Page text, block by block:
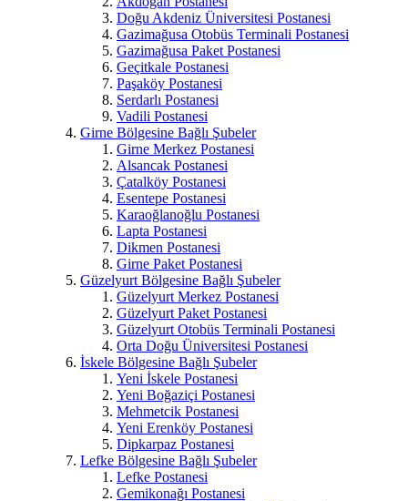
Doğu Akdeniz Üniversitesi Postanesi
Gazimağusa Otobüs Terminali Postanesi
Gazimağusa Paket Postanesi
Geçitkale Postanesi
Paşaköy Postanesi
Serdarlı Postanesi
Vadili Postanesi
Girne Bölgesine Bağlı Şubeler
Girne Merkez Postanesi
Alsancak Postanesi
Çatalköy Postanesi
Esentepe Postanesi
Karaoğlanoğlu Postanesi
Lapta Postanesi
Dikmen Postanesi
Girne Paket Postanesi
Güzelyurt Bölgesine Bağlı Şubeler
Güzelyurt Merkez Postanesi
Güzelyurt Paket Postanesi
Güzelyurt Otobüs Terminali Postanesi
Orta Doğu Üniversitesi Postanesi
İskele Bölgesine Bağlı Şubeler
Yeni İskele Postanesi
Yeni Boğaziçi Postanesi
Mehmetcik Postanesi
Yeni Erenköy Postanesi
Dipkarpaz Postanesi
Lefke Bölgesine Bağlı Şubeler
Lefke Postanesi
Gemikonağı Postanesi